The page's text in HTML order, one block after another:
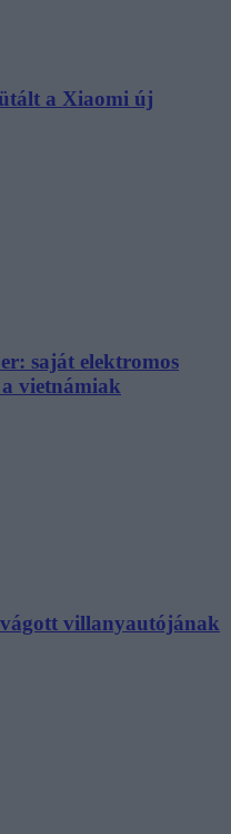
a Xiaomi új
saját elektromos
vietnámiak
villanyautójának